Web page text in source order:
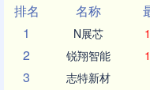
排名
名称
1
N展芯
2 锐翔智能
3 志特新材